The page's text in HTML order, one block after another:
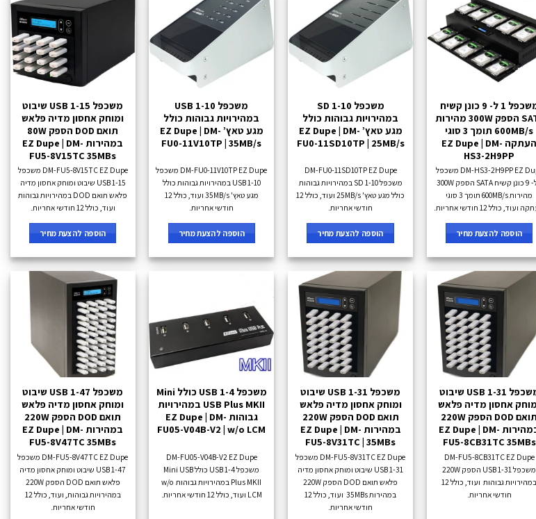
משכפל 1 ל- 9 כונן קשיח
SATA הספק 300W מהירות
600MB/s תומך 3 סוגי
העתקה EZ Dupe | DM-
HS3-2H9PP
DM-HS3-2H9PP EZ Dupe משכפל
1 ל- 9 כונן קשיח SATA הספק 300W
מהירות 600MB/s תומך 3 סוגי
ועוד, כולל 12 חודשי אחריות.
הוספה להצעת מחיר
משכפל 1-10 SD
במהירויות גבוהות כולל
מגע טאץ’ EZ Dupe | DM-
FU0-11SD10TP | 25MB/s
DM-FU0-11SD10TP EZ Dupe
משכפל 1-10 SD במהירויות גבוהות
כולל מגע טאץ' 25MB/s ועוד, כולל 12
חודשי אחריות.
הוספה להצעת מחיר
משכפל 1-10 USB
במהירויות גבוהות כולל
מגע טאץ’ EZ Dupe | DM-
FU0-11V10TP | 35MB/s
DM-FU0-11V10TP EZ Dupe משכפל
1-10 USB במהירויות גבוהות כולל
מגע טאץ' 35MB/s ועוד, כולל 12
חודשי אחריות.
הוספה להצעת מחיר
משכפל 1-15 USB שיבוט
ומוחק אחסון מדיה פלאש
תואם DOD הספק 80W
במהירות EZ Dupe | DM-
FU5-8V15TC 35MBs
DM-FU5-8V15TC EZ Dupe משכפל
1-15 USB שיבוט ומוחק אחסון מדיה
פלאש תואם DOD במהירויות גבוהות
ועוד, כולל 12 חודשי אחריות.
הוספה להצעת מחיר
משכפל 1-31 USB שיבוט
אחסון מדיה פלאש
תואם DOD הספק 220W
במהירות EZ Dupe | DM-
FU5-8CB31TC 35MBs
DM-FU5-8CB31TC EZ Dupe
משכפל 1-31 USB הספק 220W
במהירויות גבוהות ועוד, כולל 12
חודשי אחריות.
משכפל 1-31 USB שיבוט
ומוחק אחסון מדיה פלאש
תואם DOD הספק 220W
במהירות EZ Dupe | DM-
FU5-8V31TC | 35MBs
DM-FU5-8V31TC EZ Dupe משכפל
1-31 USB שיבוט ומוחק אחסון מדיה
פלאש תואם DOD הספק 220W
במהירות 35MBs ועוד, כולל 12
חודשי אחריות.
משכפל 1-4 USB כולל Mini
USB Plus MKII במהירויות
גבוהות EZ Dupe | DM-
FU05-V04B-V2 | w/o LCM
DM-FU05-V04B-V2 EZ Dupe
משכפל 1-4 USB כולל Mini USB
Plus MKII במהירויות גבוהות w/o
LCM ועוד, כולל 12 חודשי אחריות.
משכפל 1-47 USB שיבוט
ומוחק אחסון מדיה פלאש
תואם DOD הספק 220W
במהירות EZ Dupe | DM-
FU5-8V47TC 35MBs
DM-FU5-8V47TC EZ Dupe משכפל
1-47 USB שיבוט ומוחק אחסון מדיה
פלאש תואם DOD הספק 220W
במהירויות גבוהות, ועוד, כולל 12
חודשי אחריות.